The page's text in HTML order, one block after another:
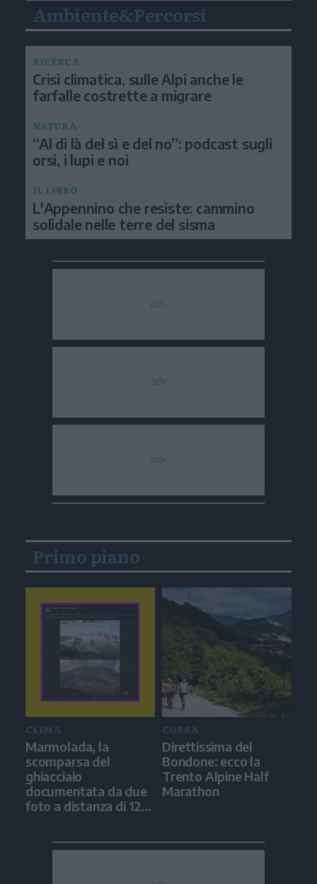
Ambiente&Percorsi
RICERCA
Crisi climatica, sulle Alpi anche le
farfalle costrette a migrare
NATURA
“Al di là del sì e del no”: podcast sugli
orsi, i lupi e noi
IL LIBRO
L'Appennino che resiste: cammino
solidale nelle terre del sisma
Primo piano
CLIMA
Marmolada, la
scomparsa del
ghiacciaio
documentata da due
foto a distanza di 12
CORSA
Direttissima del
Bondone: ecco la
Trento Alpine Half
Marathon